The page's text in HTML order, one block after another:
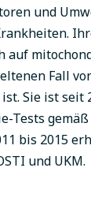
und
auf
Fall
Sie ist seit
Tests gemäß
bis 2015
und UKM.